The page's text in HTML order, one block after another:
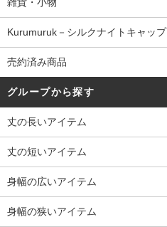
Kurumuruk－シルクナイトキャップ
売約済み商品
グループから探す
丈の長いアイテム
丈の短いアイテム
身幅の広いアイテム
身幅の狭いアイテム